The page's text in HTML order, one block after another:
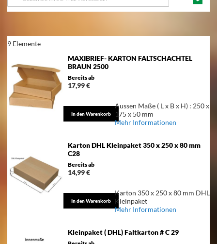
9 Elemente
MAXIBRIEF- KARTON FALTSCHACHTEL
BRAUN 2500
Bereits ab
17,99 €
In den Warenkorb
Aussen Maße ( L x B x H) : 250 x
175 x 50 mm
Mehr Informationen
Karton DHL Kleinpaket 350 x 250 x 80 mm
C28
Bereits ab
14,99 €
In den Warenkorb
Karton 350 x 250 x 80 mm DHL
Kleinpaket
Mehr Informationen
Kleinpaket ( DHL) Faltkarton # C 29
Sie
unseren
Newsletter